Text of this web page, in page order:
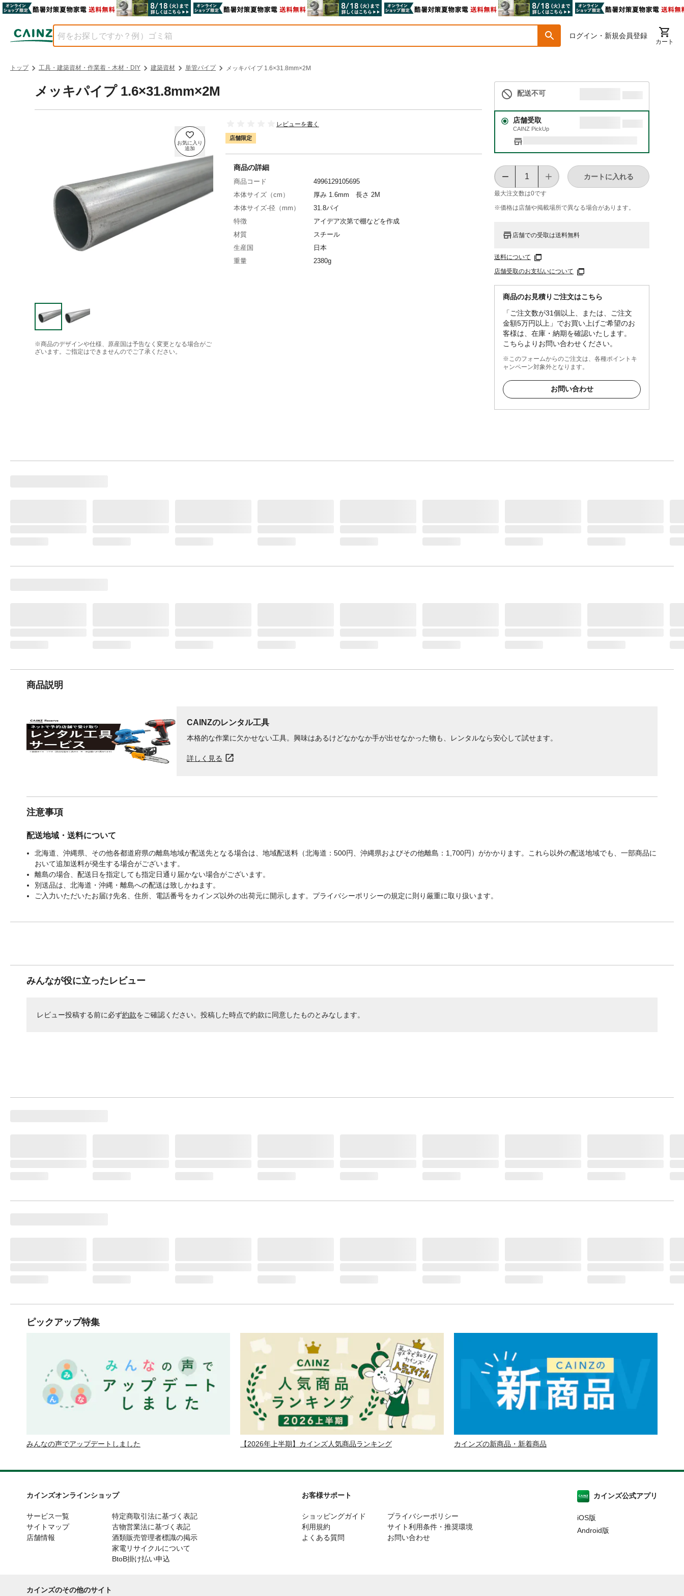
ログイン・新規会員登録
カート
トップ 工具・建築資材・作業着・木材・DIY 建築資材 単管パイプ メッキパイプ 1.6×31.8mm×2M
メッキパイプ 1.6×31.8mm×2M
※商品のデザインや仕様、原産国は予告なく変更となる場合がご
ざいます。ご指定はできませんのでご了承ください。
レビューを書く
店舗限定
配送不可
店舗受取
CAINZ PickUp
最大注文数は0です
カートに入れる
※価格は​店舗や​掲載場所で​異なる​場合が​あります。
店舗での受取は送料無料
送料について
店舗受取のお支払いについて
商品のお見積りご注文はこちら
「ご注文数が31個以上、または、ご注文
金額5万円以上」でお買い上げご希望のお
客様は、在庫・納期を確認いたします。
こちらよりお問い合わせください。
※このフォームからのご注文は、各種ポイントキ
ャンペーン対象外となります。
お問い合わせ
商品の詳細
商品コード
4996129105695
本体サイズ（cm）
厚み 1.6mm 長さ 2M
本体サイズ-径（mm）
31.8パイ
特徴
アイデア次第で棚などを作成
材質
スチール
生産国
日本
重量
2380g
商品説明
CAINZのレンタル工具
本格的な作業に欠かせない工具。興味はあるけどなかなか手が出せなかった物も、レンタルなら安心して試せます。
詳しく見る
注意事項
配送地域・送料について
北海道、沖縄県、その他各都道府県の離島地域が配送先となる場合は、地域配送料（北海道：500円、沖縄県およびその他離島：1,700円）がかかります。これら以外の配送地域でも、一部商品に
おいて追加送料が発生する場合がございます。
離島の場合、配送日を指定しても指定日通り届かない場合がございます。
別送品は、北海道・沖縄・離島への配送は致しかねます。
ご入力いただいたお届け先名、住所、電話番号をカインズ以外の出荷元に開示します。プライバシーポリシーの規定に則り厳重に取り扱います。
みんなが役に立ったレビュー
レビュー投稿する前に必ず約款をご確認ください。投稿した時点で約款に同意したものとみなします。
ピックアップ特集
みんなの声でアップデートしました 【2026年上半期】カインズ人気商品ランキング カインズの新商品・新着商品
カインズオンラインショップ
サービス一覧
サイトマップ
店舗情報
特定商取引法に基づく表記
古物営業法に基づく表記
酒類販売管理者標識の掲示
家電リサイクルについて
BtoB掛け払い申込
お客様サポート
ショッピングガイド
利用規約
よくある質問
プライバシーポリシー
サイト利用条件・推奨環境
お問い合わせ
カインズ公式アプリ
iOS版
Android版
カインズのその他のサイト